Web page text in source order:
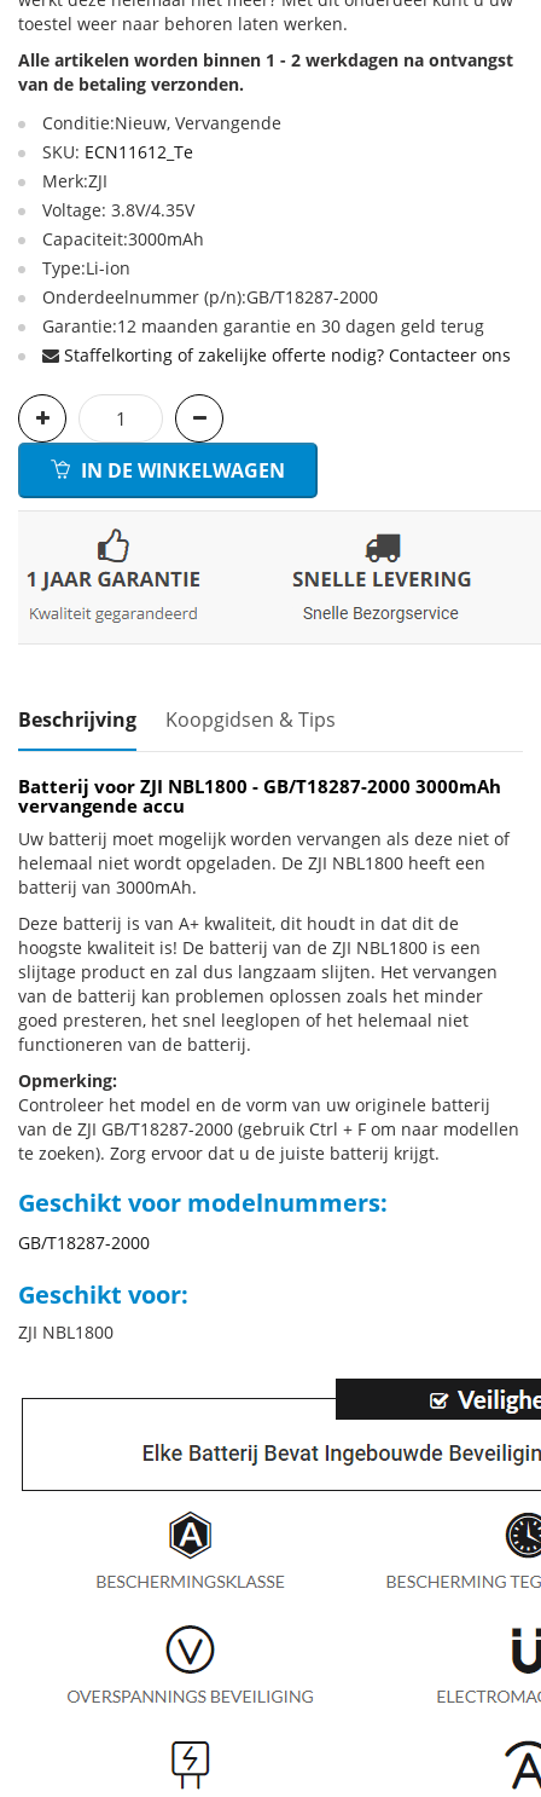
toestel weer naar behoren laten werken.
Alle artikelen worden binnen 1 - 2 werkdagen na ontvangst
van de betaling verzonden.
Conditie:Nieuw, Vervangende
SKU: ECN11612_Te
Merk:ZJI
Voltage: 3.8V/4.35V
Capaciteit:3000mAh
Type:Li-ion
Onderdeelnummer (p/n):GB/T18287-2000
Garantie:12 maanden garantie en 30 dagen geld terug
Staffelkorting of zakelijke offerte nodig? Contacteer ons
IN DE WINKELWAGEN
Beschrijving Koopgidsen & Tips
Batterij voor ZJI NBL1800 - GB/T18287-2000 3000mAh
vervangende accu
Uw batterij moet mogelijk worden vervangen als deze niet of
helemaal niet wordt opgeladen. De ZJI NBL1800 heeft een
batterij van 3000mAh.
Deze batterij is van A+ kwaliteit, dit houdt in dat dit de
hoogste kwaliteit is! De batterij van de ZJI NBL1800 is een
slijtage product en zal dus langzaam slijten. Het vervangen
van de batterij kan problemen oplossen zoals het minder
goed presteren, het snel leeglopen of het helemaal niet
functioneren van de batterij.
Opmerking:
Controleer het model en de vorm van uw originele batterij
van de ZJI GB/T18287-2000 (gebruik Ctrl + F om naar modellen
te zoeken). Zorg ervoor dat u de juiste batterij krijgt.
Geschikt voor modelnummers:
GB/T18287-2000
Geschikt voor:
ZJI NBL1800